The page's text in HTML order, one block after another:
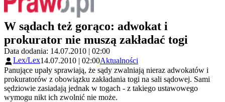
W sądach też gorąco: adwokat i
prokurator nie muszą zakładać togi
Data dodania: 14.07.2010 | 02:00
Lex/Lex14.07.2010 | 02:00Aktualności
Panujące upały sprawiają, że sądy zwalniają nieraz adwokatów i
prokuratorów z obowiązku zakładania togi na sali sądowej. Sami
sędziowie zasiadają jednak w togach - z takiego ustawowego
wymogu nikt ich zwolnić nie może.